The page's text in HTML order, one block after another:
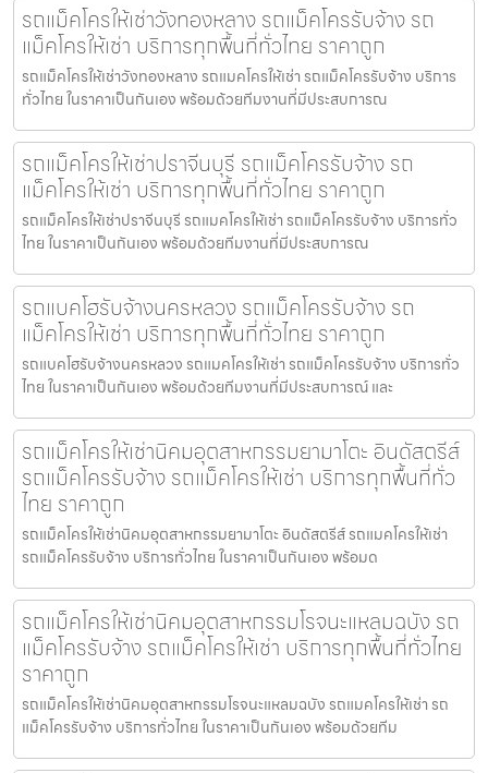
รถแม็คโครให้เช่าวังทองหลาง รถแม็คโครรับจ้าง รถ
แม็คโครให้เช่า บริการทุกพื้นที่ทั่วไทย ราคาถูก
รถแม็คโครให้เช่าวังทองหลาง รถแมคโครให้เช่า รถแม็คโครรับจ้าง บริการ
ทั่วไทย ในราคาเป็นกันเอง พร้อมด้วยทีมงานที่มีประสบการณ
รถแม็คโครให้เช่าปราจีนบุรี รถแม็คโครรับจ้าง รถ
แม็คโครให้เช่า บริการทุกพื้นที่ทั่วไทย ราคาถูก
รถแม็คโครให้เช่าปราจีนบุรี รถแมคโครให้เช่า รถแม็คโครรับจ้าง บริการทั่ว
ไทย ในราคาเป็นกันเอง พร้อมด้วยทีมงานที่มีประสบการณ
รถแบคโฮรับจ้างนครหลวง รถแม็คโครรับจ้าง รถ
แม็คโครให้เช่า บริการทุกพื้นที่ทั่วไทย ราคาถูก
รถแบคโฮรับจ้างนครหลวง รถแมคโครให้เช่า รถแม็คโครรับจ้าง บริการทั่ว
ไทย ในราคาเป็นกันเอง พร้อมด้วยทีมงานที่มีประสบการณ์ และ
รถแม็คโครให้เช่านิคมอุตสาหกรรมยามาโตะ อินดัสตรีส์
รถแม็คโครรับจ้าง รถแม็คโครให้เช่า บริการทุกพื้นที่ทั่ว
ไทย ราคาถูก
รถแม็คโครให้เช่านิคมอุตสาหกรรมยามาโตะ อินดัสตรีส์ รถแมคโครให้เช่า
รถแม็คโครรับจ้าง บริการทั่วไทย ในราคาเป็นกันเอง พร้อมด
รถแม็คโครให้เช่านิคมอุตสาหกรรมโรจนะแหลมฉบัง รถ
แม็คโครรับจ้าง รถแม็คโครให้เช่า บริการทุกพื้นที่ทั่วไทย
ราคาถูก
รถแม็คโครให้เช่านิคมอุตสาหกรรมโรจนะแหลมฉบัง รถแมคโครให้เช่า รถ
แม็คโครรับจ้าง บริการทั่วไทย ในราคาเป็นกันเอง พร้อมด้วยทีม